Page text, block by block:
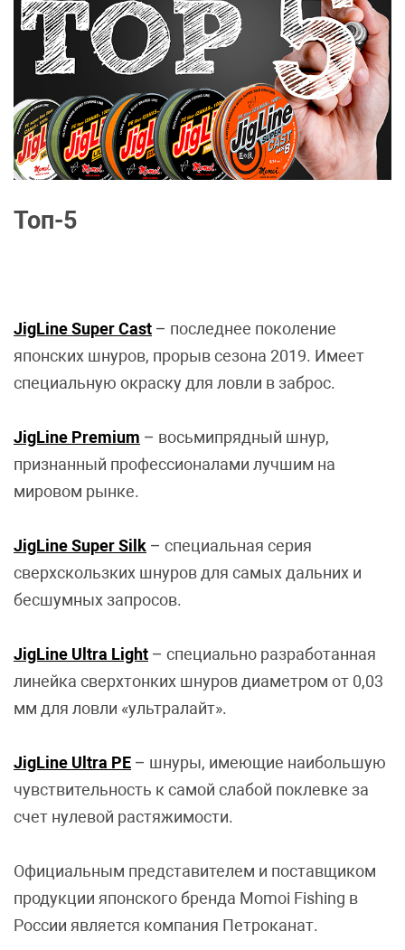
Топ-5
JigLine Super Cast – последнее поколение
японских шнуров, прорыв сезона 2019. Имеет
специальную окраску для ловли в заброс.
JigLine Premium – восьмипрядный шнур,
признанный профессионалами лучшим на
мировом рынке.
JigLine Super Silk – специальная серия
сверхскользких шнуров для самых дальних и
бесшумных запросов.
JigLine Ultra Light – специально разработанная
линейка сверхтонких шнуров диаметром от 0,03
мм для ловли «ультралайт».
JigLine Ultra PE – шнуры, имеющие наибольшую
чувствительность к самой слабой поклевке за
счет нулевой растяжимости.
Официальным представителем и поставщиком
продукции японского бренда Momoi Fishing в
России является компания Петроканат.